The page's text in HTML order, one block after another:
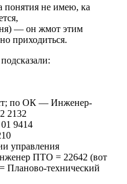
понятия не имею, ка
— он жмот этим
приходиться.
по ОК — Инженер-
2132
9414
управления
ПТО = 22642 (вот
Планово-технический